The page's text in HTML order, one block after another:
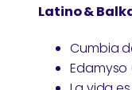
Latino &
Cumbia
Edamyso